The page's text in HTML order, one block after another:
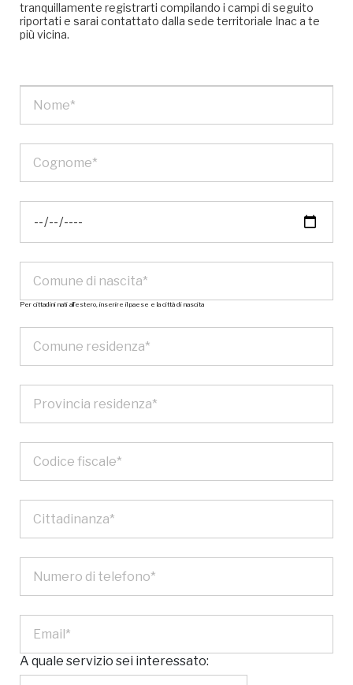
tranquillamente registrarti compilando i campi di seguito
riportati e sarai contattato dalla sede territoriale Inac a te
più vicina.
Per cittadini nati all’estero, inserire il paese e la città di nascita
A quale servizio sei interessato: